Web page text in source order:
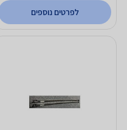
לפרטים נוספים